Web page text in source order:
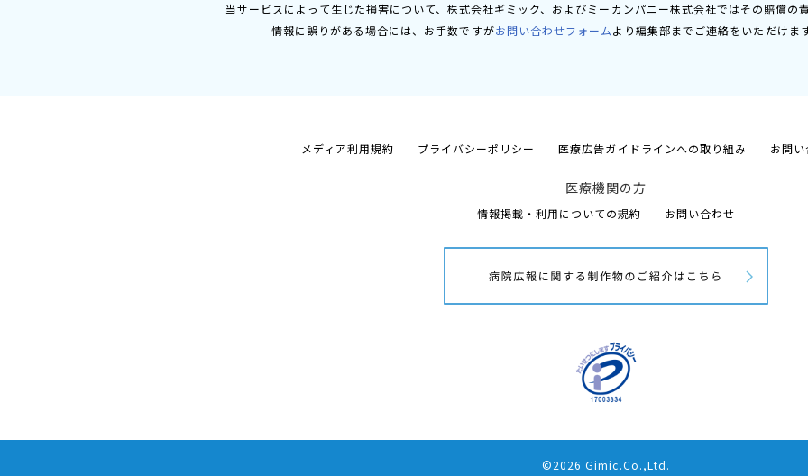
当サービスによって生じた損害について、株式会社ギミック、およびミーカンパニー株式会社ではその賠償の
情報に誤りがある場合には、お手数ですがお問い合わせフォームより編集部までご連絡をいただけま
メディア利用規約 プライバシーポリシー 医療広告ガイドラインへの取り組み お問
医療機関の方
情報掲載・利用についての規約 お問い合わせ
©2026 Gimic.Co.,Ltd.